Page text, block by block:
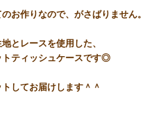
お作りなので、がさばりません。
とレースを使用した、
トティッシュケースです◎
してお届けします＾＾